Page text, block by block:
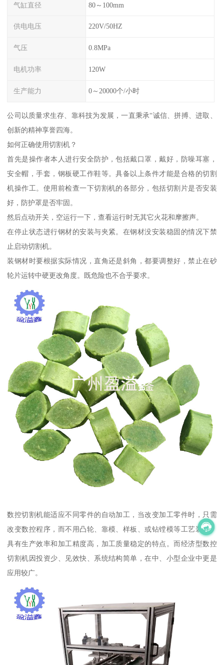
气缸直径 80～100mm
供电电压 220V/50HZ
气压 0.8MPa
电机功率 120W
生产能力 0～20000个/小时
公司以质量求生存、靠科技为发展，一直秉承“诚信、拼搏、进取、
创新的精神享誉四海。
如何正确使用切割机？
首先是操作者本人进行安全防护，包括戴口罩，戴好，防噪耳塞，
安全帽，手套，钢板硬工作鞋等。具备以上条件才能是合格的切割
机操作工。使用前检查一下切割机的各部分，包括切割片是否安装
好，防护罩是否牢固。
然后点动开关，空运行一下，查看运行时无其它火花和摩擦声。
在停止状态进行钢材的安装与夹紧。在钢材没安装稳固的情况下禁
止启动切割机。
装钢材时要根据实际情况，直角还是斜角，都要调整好，禁止在砂
轮片运转中硬更改角度。既危险也不合乎要求。
数控切割机能适应不同零件的自动加工，当改变加工零件时，只需
改变数控程序，而不用凸轮、靠模、样板、或钻镗模等工艺装备。
具有生产效率和加工精度高，加工质量稳定的特点。而经济型数控
切割机因投资少、见效快、系统结构简单，在中、小型企业中更是
应用较广。